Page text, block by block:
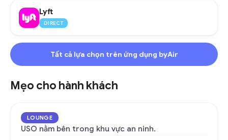
Lyft
DIRECT
Tất cả lựa chọn trên ứng dụng byAir
Mẹo cho hành khách
LOUNGE
USO nằm bên trong khu vực an ninh.